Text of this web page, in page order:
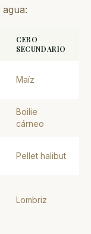
CEBO
SECUNDARIO
Maíz
Boilie
cárneo
Pellet halibut
Lombriz